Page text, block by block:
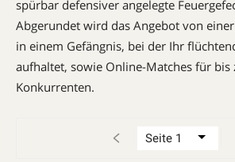
spürbar defensiver angelegte
Abgerundet wird das Angebot von
in einem Gefängnis, bei der Ihr
aufhaltet, sowie Online-Matches für bis
Konkurrenten.